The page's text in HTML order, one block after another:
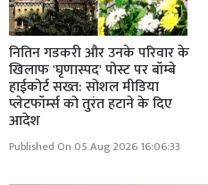
नितिन गडकरी और उनके परिवार के
खिलाफ 'घृणास्पद' पोस्ट पर बॉम्बे
हाईकोर्ट सख्त: सोशल मीडिया
प्लेटफॉर्म्स को तुरंत हटाने के दिए
आदेश
Published On 05 Aug 2026 16:06:33